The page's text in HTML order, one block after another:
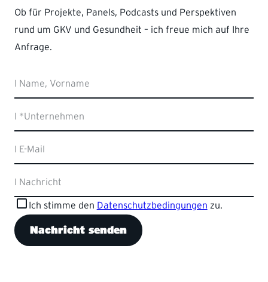
Ob für Projekte, Panels, Podcasts und Perspektiven
rund um GKV und Gesundheit – ich freue mich auf Ihre
Anfrage.
I Name, Vorname
I *Unternehmen
I E-Mail
I Nachricht
Ich stimme den Datenschutzbedingungen zu.
Nachricht senden